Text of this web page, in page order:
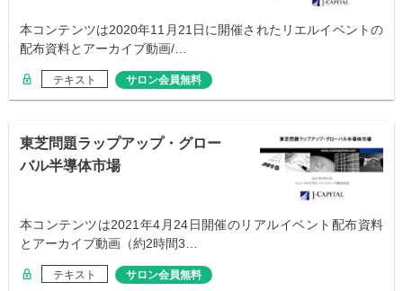
本コンテンツは2020年11月21日に開催されたリエルイベントの
配布資料とアーカイブ動画/…
テキスト サロン会員無料
東芝問題ラップアップ・グロー
バル半導体市場
本コンテンツは2021年4月24日開催のリアルイベント配布資料
とアーカイブ動画（約2時間3…
テキスト サロン会員無料